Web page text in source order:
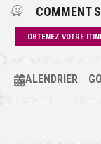
COMMENT
OBTENEZ VOTRE
CALENDRIER